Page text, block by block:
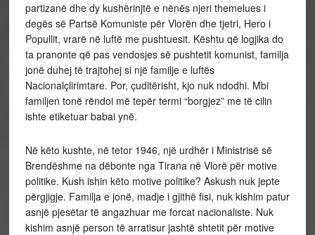
partizanë dhe dy kushërinjtë e nënës njeri themelues i
degës së Partsë Komuniste për Vlorën dhe tjetri, Hero i
Popullit, vrarë në luftë me pushtuesit. Kështu që logjika do
ta pranonte që pas vendosjes së pushtetit komunist, familja
jonë duhej të trajtohej si një familje e luftës
Nacionalçlirimtare. Por, çuditërisht, kjo nuk ndodhi. Mbi
familjen tonë rëndoi më tepër termi “borgjez” me të cilin
ishte etiketuar babai ynë.
Në këto kushte, në tetor 1946, një urdhër i Ministrisë së
Brendëshme na dëbonte nga Tirana në Vlorë për motive
politike. Kush ishin këto motive politike? Askush nuk jepte
përgjigje. Familja e jonë, madje i gjithë fisi, nuk kishim patur
asnjë pjesëtar të angazhuar me forcat nacionaliste. Nuk
kishim asnjë person të arratisur jashtë shtetit për motive